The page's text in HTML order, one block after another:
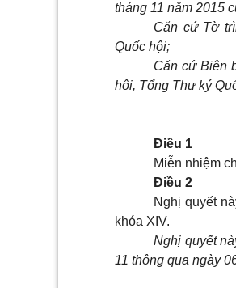
tháng 11 năm 2015
Căn cứ Tờ
Quốc hội;
Căn cứ Biên
hội, Tổng Thư ký
Điều 1
Miễn nhiệm
Điều 2
Nghị quyết
khóa XIV.
Nghị quyết
11 thông qua ngày